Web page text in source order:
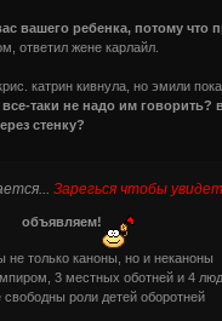
вашего ребенка, потому
ответил жене карлайл.
катрин кивнула, но эмили
таки не надо им говорить?
стенку?
Зарегься чтобы
объявляем!
не только каноны, но и неканоны
3 местных оботней и 4
свободны роли детей оборотней